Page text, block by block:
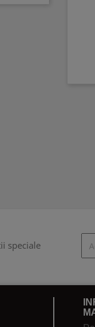
speciale